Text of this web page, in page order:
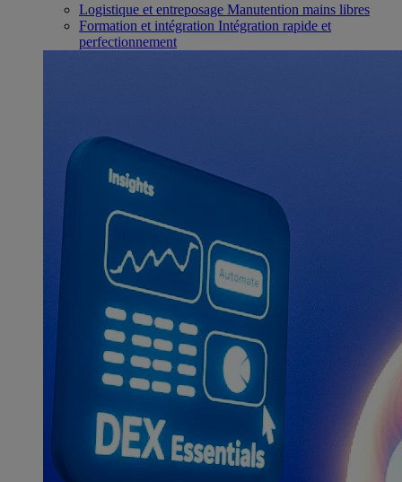
Logistique et entreposage Manutention mains libres
Formation et intégration Intégration rapide et
perfectionnement